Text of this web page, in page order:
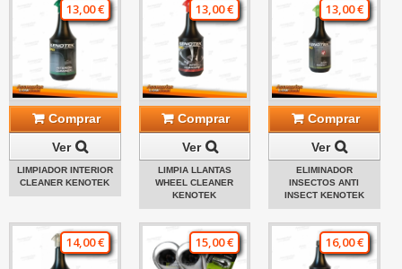
13,00 €
Comprar
Ver
LIMPIADOR INTERIOR
CLEANER KENOTEK
13,00 €
Comprar
Ver
LIMPIA LLANTAS
WHEEL CLEANER
KENOTEK
13,00 €
Comprar
Ver
ELIMINADOR
INSECTOS ANTI
INSECT KENOTEK
14,00 € 15,00 € 16,00 €